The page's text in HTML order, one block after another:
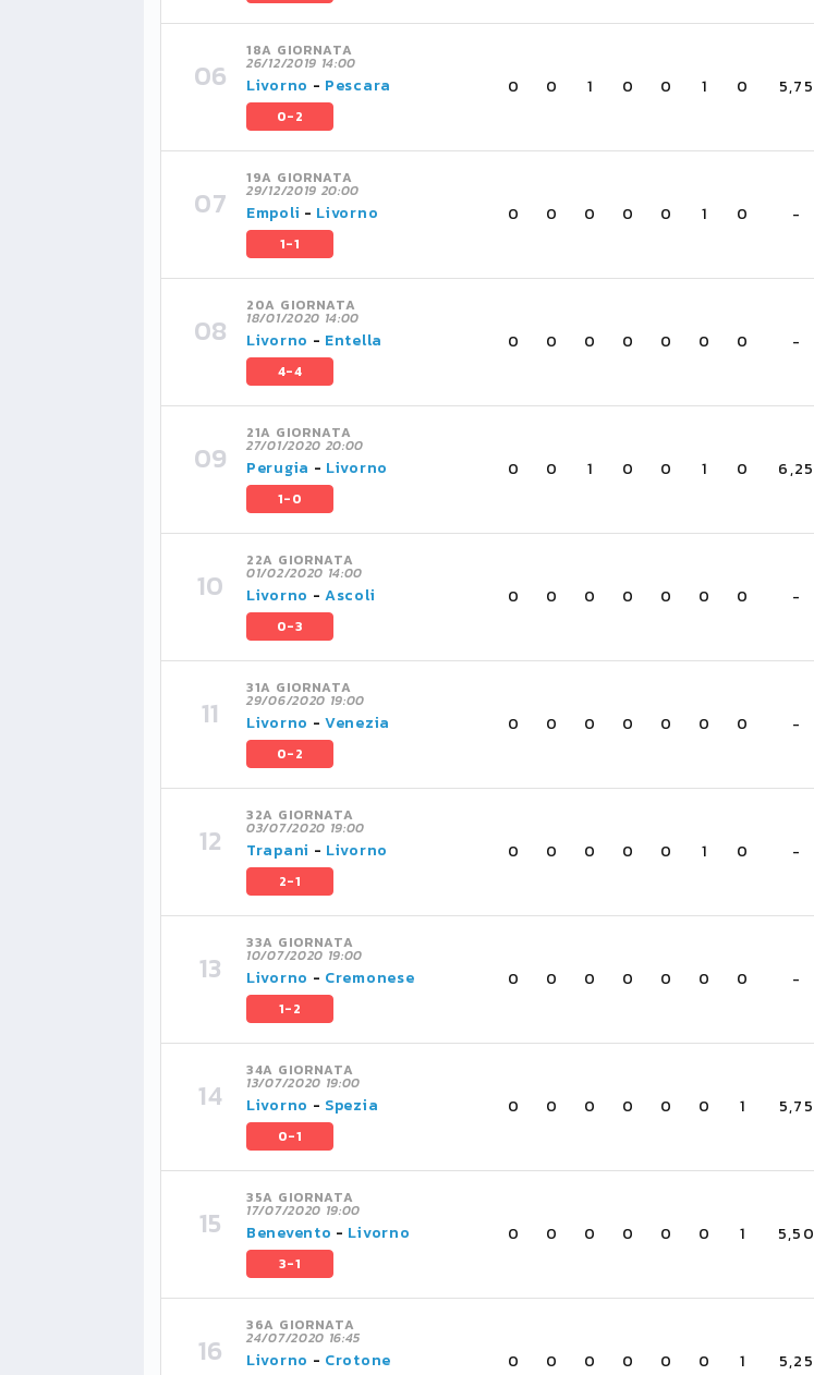
18A GIORNATA
26/12/2019 14:00
Livorno - Pescara
0-2
0 0 1 0 0 1 0 5,75
19A GIORNATA
29/12/2019 20:00
Empoli - Livorno
1-1
0 0 0 0 0 1 0 -
20A GIORNATA
18/01/2020 14:00
Livorno - Entella
4-4
0 0 0 0 0 0 0 -
21A GIORNATA
27/01/2020 20:00
Perugia - Livorno
1-0
0 0 1 0 0 1 0 6,25
22A GIORNATA
01/02/2020 14:00
Livorno -Ascoli
0-3
0 0 0 0 0 0 0 -
31A GIORNATA
29/06/2020 19:00
Livorno -Venezia
0-2
0 0 0 0 0 0 0 -
32A GIORNATA
03/07/2020 19:00
Trapani - Livorno
2-1
0 0 0 0 0 1 0 -
33A GIORNATA
10/07/2020 19:00
Livorno - Cremonese
1-2
0 0 0 0 0 0 0 -
34A GIORNATA
13/07/2020 19:00
Livorno - Spezia
0-1
0 0 0 0 0 0 1 5,75
35A GIORNATA
17/07/2020 19:00
Benevento - Livorno
3-1
0 0 0 0 0 0 1 5,50
36A GIORNATA
24/07/2020 16:45
Livorno - Crotone 0 0 0 0 0 0 1 5,25